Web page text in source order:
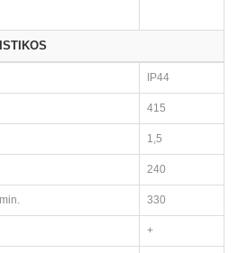
IP44
415
1,5
240
330
+